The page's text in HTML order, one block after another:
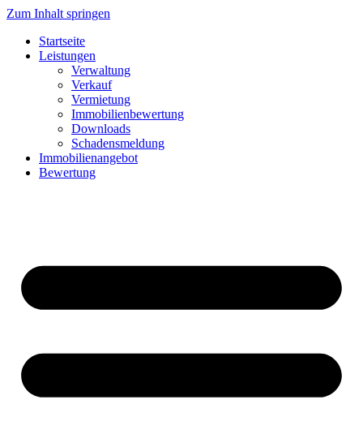
Zum Inhalt springen
Startseite
Leistungen
Verwaltung
Verkauf
Vermietung
Immobilienbewertung
Downloads
Schadensmeldung
Immobilienangebot
Bewertung